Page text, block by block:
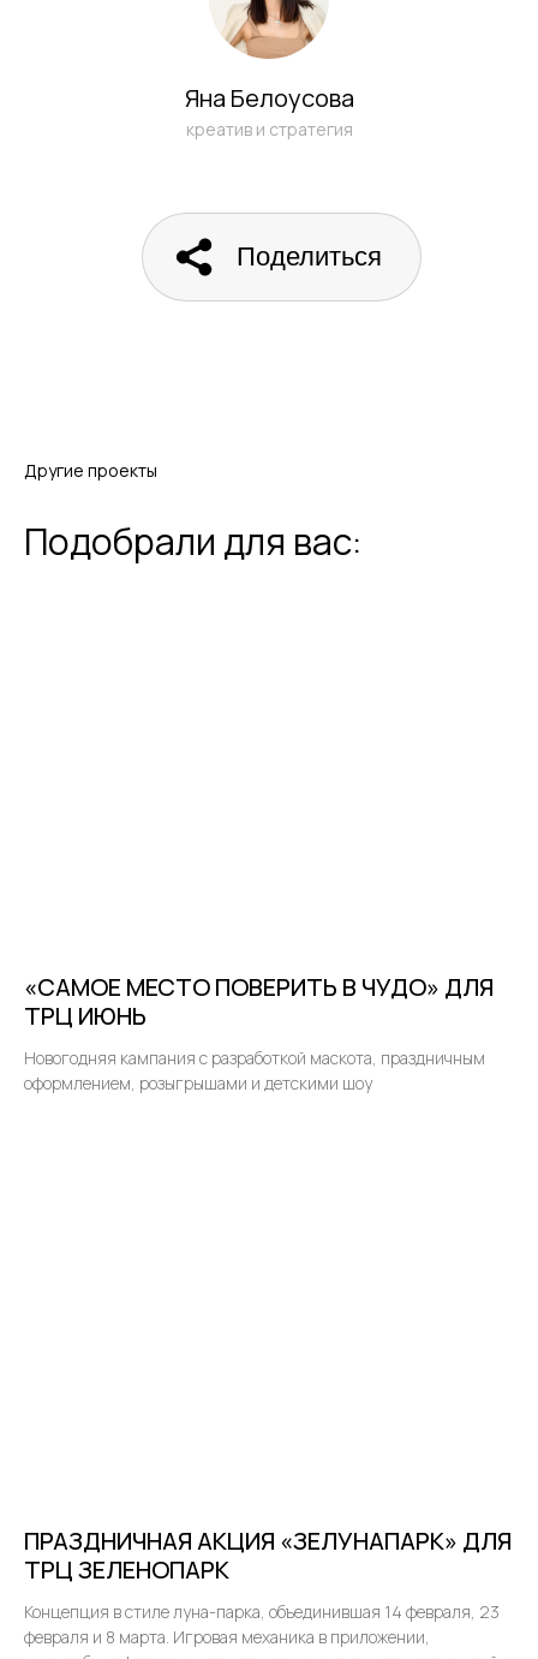
Яна Белоусова
креатив и стратегия
Поделиться
Другие проекты
Подобрали для вас:
«САМОЕ МЕСТО ПОВЕРИТЬ В ЧУДО» ДЛЯ
ТРЦ ИЮНЬ
Новогодняя кампания с разработкой маскота, праздничным
оформлением, розыгрышами и детскими шоу
ПРАЗДНИЧНАЯ АКЦИЯ «ЗЕЛУНАПАРК» ДЛЯ
ТРЦ ЗЕЛЕНОПАРК
Концепция в стиле луна-парка, объединившая 14 февраля, 23
февраля и 8 марта. Игровая механика в приложении,